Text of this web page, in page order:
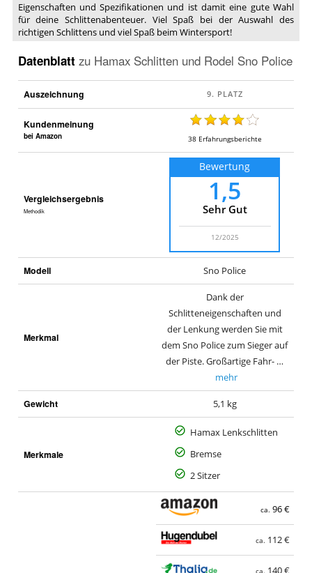
Eigenschaften und Spezifikationen und ist damit eine gute Wahl
für deine Schlittenabenteuer. Viel Spaß bei der Auswahl des
richtigen Schlittens und viel Spaß beim Wintersport!
Datenblatt zu Hamax Schlitten und Rodel Sno Police
Auszeichnung
Kundenmeinung
bei Amazon 38 Erfahrungsberichte
Vergleichsergebnis
Methodik
Bewertung
1,5
Sehr Gut
12/2025
Modell Sno Police
Merkmal
Dank der
Schlitteneigenschaften und
der Lenkung werden Sie mit
dem Sno Police zum Sieger auf
der Piste. Großartige Fahr- …
mehr
Gewicht 5,1 kg
Merkmale
Hamax Lenkschlitten
Bremse
2 Sitzer
ca. 96 €
ca. 112 €
ca. 140 €